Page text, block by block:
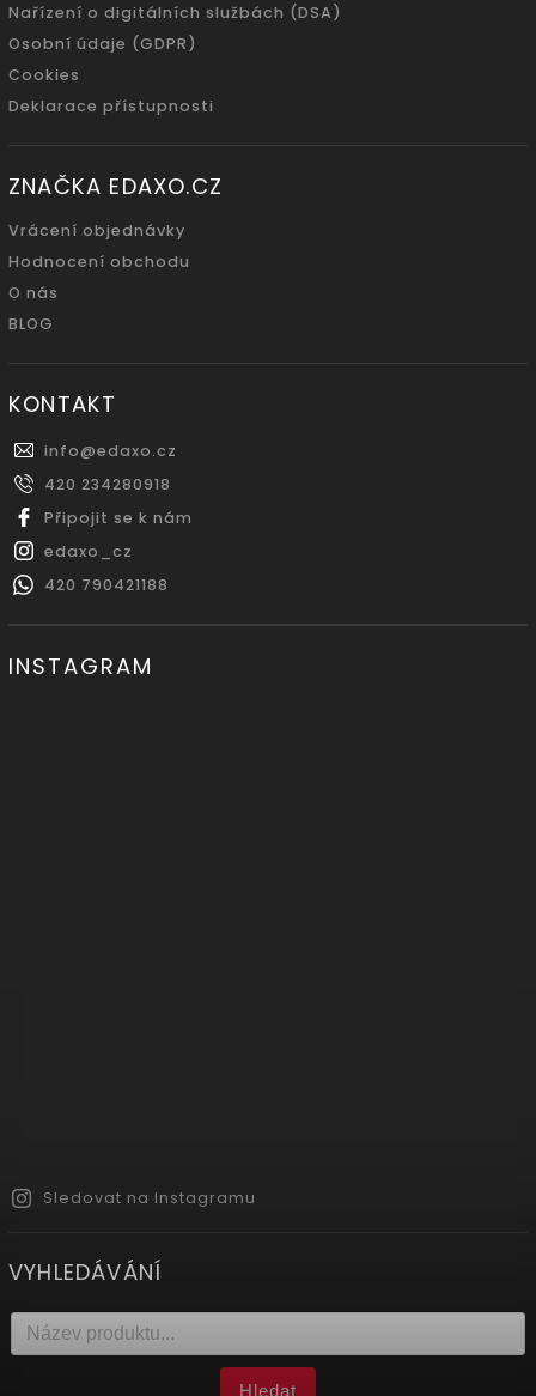
Nařízení o digitálních službách (DSA)
Osobní údaje (GDPR)
Cookies
Deklarace přístupnosti
ZNAČKA EDAXO.CZ
Vrácení objednávky
Hodnocení obchodu
O nás
BLOG
KONTAKT
info@edaxo.cz
420 234280918
Připojit se k nám
edaxo_cz
420 790421188
INSTAGRAM
Sledovat na Instagramu
VYHLEDÁVÁNÍ
Hledat